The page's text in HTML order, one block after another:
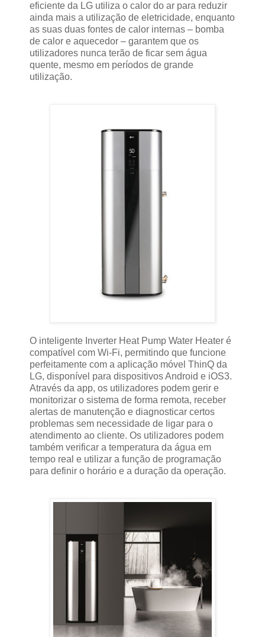
eficiente da LG utiliza o calor do ar para reduzir
ainda mais a utilização de eletricidade, enquanto
as suas duas fontes de calor internas – bomba
de calor e aquecedor – garantem que os
utilizadores nunca terão de ficar sem água
quente, mesmo em períodos de grande
utilização.
O inteligente Inverter Heat Pump Water Heater é
compatível com Wi-Fi, permitindo que funcione
perfeitamente com a aplicação móvel ThinQ da
LG, disponível para dispositivos Android e iOS3.
Através da app, os utilizadores podem gerir e
monitorizar o sistema de forma remota, receber
alertas de manutenção e diagnosticar certos
problemas sem necessidade de ligar para o
atendimento ao cliente. Os utilizadores podem
também verificar a temperatura da água em
tempo real e utilizar a função de programação
para definir o horário e a duração da operação.